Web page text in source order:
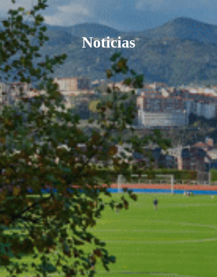
Noticias